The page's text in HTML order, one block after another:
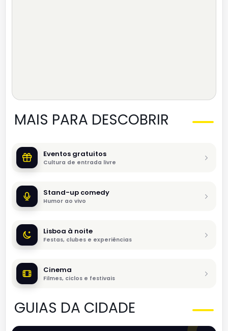
MAIS PARA DESCOBRIR
Eventos gratuitos
Cultura de entrada livre
Stand-up comedy
Humor ao vivo
Lisboa à noite
Festas, clubes e experiências
Cinema
Filmes, ciclos e festivais
GUIAS DA CIDADE